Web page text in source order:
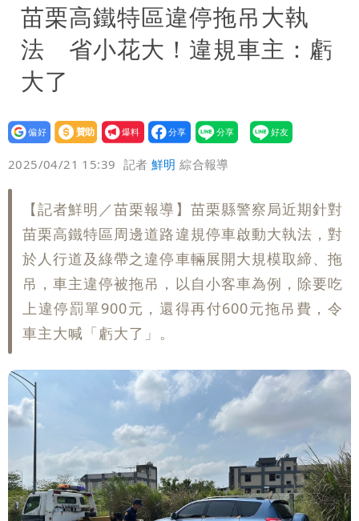
士檢訊後全部聲押禁見
苗栗高鐵特區違停拖吊大執
法 省小花大！違規車主：虧
大了
設為
贊助
我要
爆料
2025/04/21 15:39 記者鮮明 綜合報導
【記者鮮明／苗栗報導】苗栗縣警察局近期針對
苗栗高鐵特區周邊道路違規停車啟動大執法，對
於人行道及綠帶之違停車輛展開大規模取締、拖
吊，車主違停被拖吊，以自小客車為例，除要吃
上違停罰單900元，還得再付600元拖吊費，令
車主大喊「虧大了」。